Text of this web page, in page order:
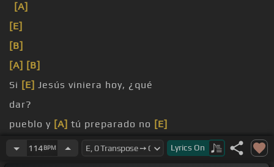
[A]
[E]
[B]
[A] [B]
Si [E] Jesús viniera hoy, ¿qué
dar?
pueblo y [A] tú preparado no [E]
estás.114BPM Lyrics On